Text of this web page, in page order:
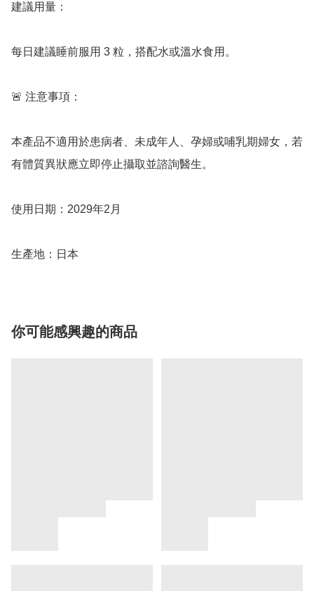
建議用量：
每日建議睡前服用 3 粒，搭配水或溫水食用。
🚨 注意事項：
本產品不適用於患病者、未成年人、孕婦或哺乳期婦女，若
有體質異狀應立即停止攝取並諮詢醫生。
使用日期：2029年2月
生產地：日本
你可能感興趣的商品